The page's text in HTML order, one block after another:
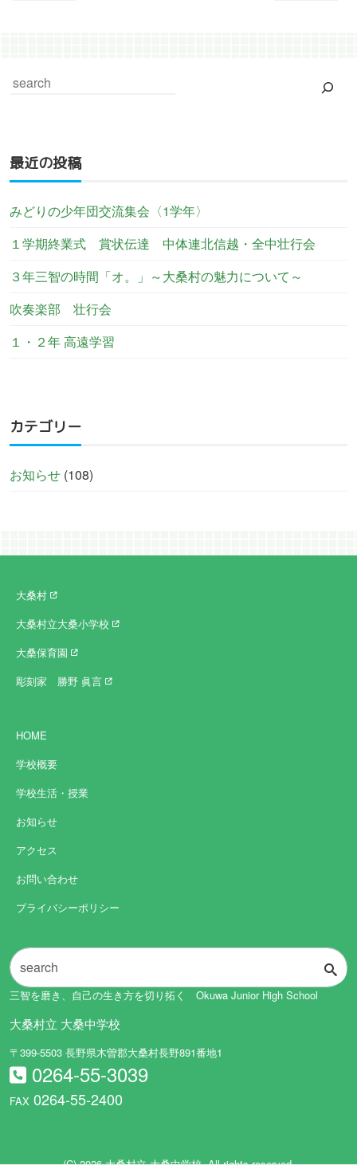
最近の投稿
みどりの少年団交流集会〈1学年〉
１学期終業式 賞状伝達 中体連北信越・全中壮行会
３年三智の時間「オ。」～大桑村の魅力について～
吹奏楽部 壮行会
１・２年 高遠学習
カテゴリー
お知らせ (108)
大桑村
大桑村立大桑小学校
大桑保育園
彫刻家 勝野 眞言
HOME
学校概要
学校生活・授業
お知らせ
アクセス
お問い合わせ
プライバシーポリシー
三智を磨き、自己の生き方を切り拓く Okuwa Junior High School
大桑村立 大桑中学校
〒399-5503 長野県木曽郡大桑村長野891番地1
0264-55-3039
FAX 0264-55-2400
(C) 2026大桑村立 大桑中学校. All rights reserved.